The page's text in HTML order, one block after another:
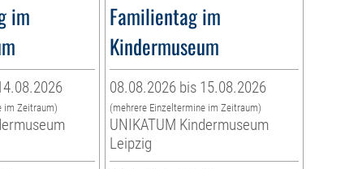
im
im Zeitraum)
Familientag im
Kindermuseum
08.08.2026 bis 15.08.2026
(mehrere Einzeltermine im Zeitraum)
UNIKATUM Kindermuseum
Leipzig